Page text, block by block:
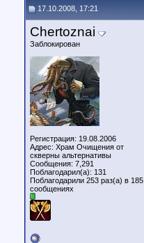
17.10.2008, 17:21
Chertoznai
Заблокирован
Регистрация: 19.08.2006
Адрес: Храм Очищения от
скверны альтернативы
Сообщения: 7,291
Поблагодарил(а): 131
Поблагодарили 253 раз(а) в 185
сообщениях